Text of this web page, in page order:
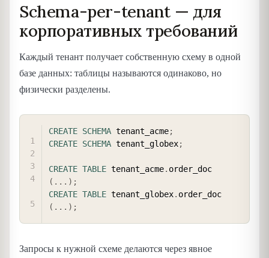
Schema-per-tenant — для
корпоративных требований
Каждый тенант получает собственную схему в одной
базе данных: таблицы называются одинаково, но
физически разделены.
CREATE SCHEMA tenant_acme;
CREATE SCHEMA tenant_globex;
CREATE TABLE tenant_acme.
( . . . ) ;
CREATE TABLE tenant_globex.
( . . . ) ;
Запросы к нужной схеме делаются через явное